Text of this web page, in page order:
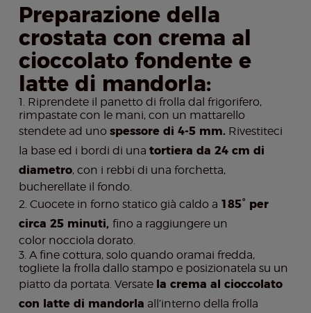
Preparazione della
crostata con crema al
cioccolato fondente e
latte di mandorla:
Riprendete il panetto di frolla dal frigorifero,
rimpastate con le mani, con un mattarello
stendete ad uno spessore di 4-5 mm.Rivestiteci
la base ed i bordi di una tortiera da 24 cm di
diametro, con i rebbi di una forchetta,
bucherellate il fondo.
Cuocete in forno statico già caldo a 185° per
circa 25 minuti, fino a raggiungere un
color nocciola dorato.
A fine cottura, solo quando oramai fredda,
togliete la frolla dallo stampo e posizionatela su un
piatto da portata. Versate la crema al cioccolato
con latte di mandorla all’interno della frolla